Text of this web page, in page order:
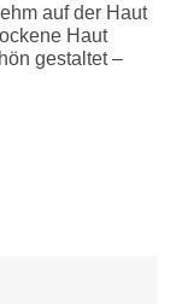
auf der Haut
Haut
gestaltet –